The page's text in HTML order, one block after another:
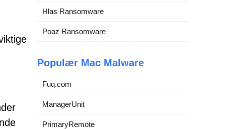
Hlas Ransomware
Poaz Ransomware
Populær Mac Malware
Fuq.com
ManagerUnit
PrimaryRemote